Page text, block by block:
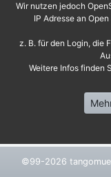
©99-2026
Wir nutzen jedoch
IP Adresse an
z. B. für den Login, die
Weitere Infos finden